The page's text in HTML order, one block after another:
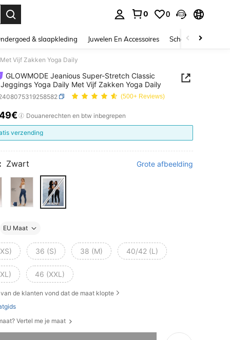
0 0
& slaapkleding Juwelen En Accessoires Schoonheid &
Vijf Zakken Yoga Daily
GLOWMODE Jeanious Super-Stretch Classic
Yoga Daily Met Vijf Zakken Yoga Daily
(500+ Reviews)
AND AVAILABILITY
Douanerechten en btw inbegrepen
verzending
Zwart Grote afbeelding
EU Maat
36 (S) 38 (M) 40/42 (L)
46 (XXL)
van de klanten vond dat de maat klopte
Vertel me je maat